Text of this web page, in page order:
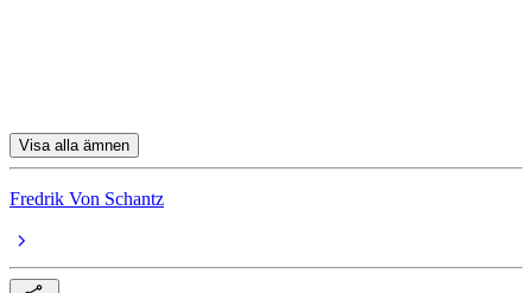
Visa alla ämnen
Fredrik Von Schantz